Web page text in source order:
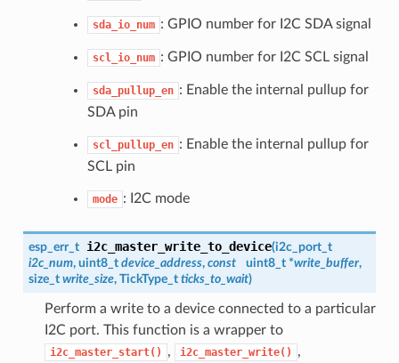
sda_io_num : GPIO number for I2C SDA signal
scl_io_num : GPIO number for I2C SCL signal
sda_pullup_en : Enable the internal pullup for
SDA pin
scl_pullup_en : Enable the internal pullup for
SCL pin
mode : I2C mode
esp_err_t i2c_master_write_to_device(i2c_port_t
i2c_num, uint8_t device_address, const uint8_t *write_buffer,
size_t write_size, TickType_t ticks_to_wait)
Perform a write to a device connected to a particular
I2C port. This function is a wrapper to
i2c_master_start() , i2c_master_write() ,